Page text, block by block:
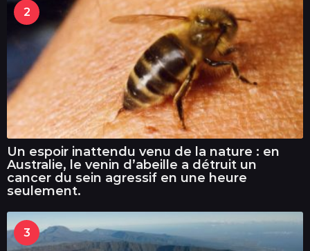
2
Un espoir inattendu venu de la nature : en
Australie, le venin d’abeille a détruit un
cancer du sein agressif en une heure
seulement.
3